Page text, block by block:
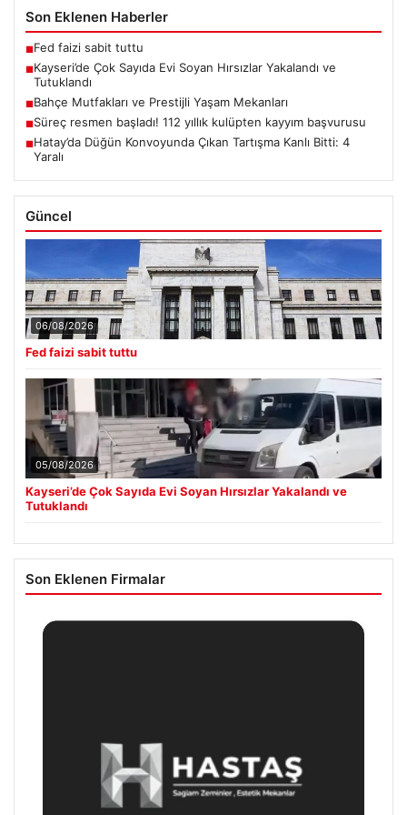
Son Eklenen Haberler
■Fed faizi sabit tuttu
■Kayseri’de Çok Sayıda Evi Soyan Hırsızlar Yakalandı ve
Tutuklandı
■Bahçe Mutfakları ve Prestijli Yaşam Mekanları
■Süreç resmen başladı! 112 yıllık kulüpten kayyım başvurusu
■Hatay’da Düğün Konvoyunda Çıkan Tartışma Kanlı Bitti: 4
Yaralı
Güncel
06/08/2026
Fed faizi sabit tuttu
05/08/2026
Kayseri’de Çok Sayıda Evi Soyan Hırsızlar Yakalandı ve
Tutuklandı
Son Eklenen Firmalar